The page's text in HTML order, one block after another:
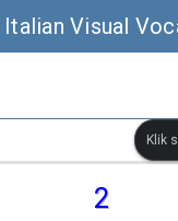
Italian Visual
Klik
2